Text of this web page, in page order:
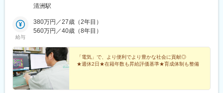
分）
清洲駅
給与
380万円／27歳（2年目）
560万円／40歳（8年目）
「電気」で、より便利でより豊かな社会に貢献◎
★週休2日★在籍年数も昇給評価基準★育成体制も整備